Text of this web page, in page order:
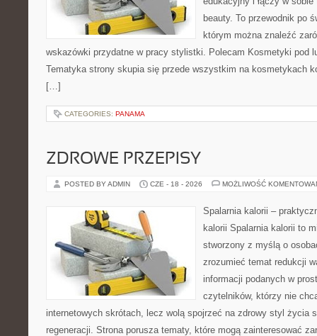
beauty. To przewodnik po
którym można znaleźć
wskazówki przydatne w pracy stylistki. Polecam Kosmetyki pod
Tematyka strony skupia się przede wszystkim na kosmetykach
[…]
CATEGORIES: PANAMA
ZDROWE PRZEPISY
POSTED BY ADMIN CZE - 18 - 2026 MOŻLIWOŚĆ
Spalarnia kalorii –
kalorii Spalarnia kalorii to
stworzony z myślą o
zrozumieć temat redukcji
informacji podanych w
czytelników, którzy nie
internetowych skrótach, lecz wolą spojrzeć na zdrowy styl życia
regeneracji. Strona porusza tematy, które mogą zainteresować